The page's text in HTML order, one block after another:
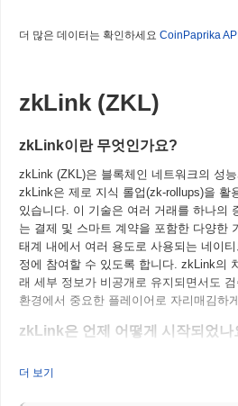
더 많은 데이터는 확인하세요 CoinPaprika API
zkLink (ZKL)
zkLink이란 무엇인가요?
zkLink (ZKL)은 블록체인 네트워크의 성
zkLink은 제로 지식 롤업(zk-rollups)을 활
있습니다. 이 기술은 여러 거래를 하나의
는 결제 및 스마트 계약을 포함한 다양한
태계 내에서 여러 용도로 사용되는 네이
정에 참여할 수 있도록 합니다. zkLink의
래 세부 정보가 비공개로 유지되면서도
환경에서 중요한 플레이어로 자리매김하
zkLink은 언제 어떻게 시작되었나
는 2022년 7월에 테스트넷을 출시하여
더 보기